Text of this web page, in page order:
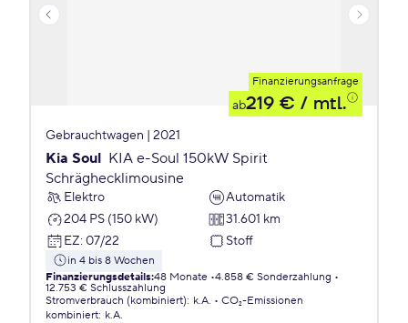
Finanzierungsanfrage
ab219 € / mtl.
Gebrauchtwagen | 2021
Kia Soul KIA e-Soul 150kW Spirit
Schräghecklimousine
Elektro
Automatik
204 PS (150 kW)
31.601 km
EZ: 07/22 Stoff
in 4 bis 8 Wochen
Finanzierungsdetails:48 Monate 4.858 € Sonderzahlung
12.753 € Schlusszahlung
Stromverbrauch (kombiniert): k.A.
CO₂-Emissionen
kombiniert: k.A.